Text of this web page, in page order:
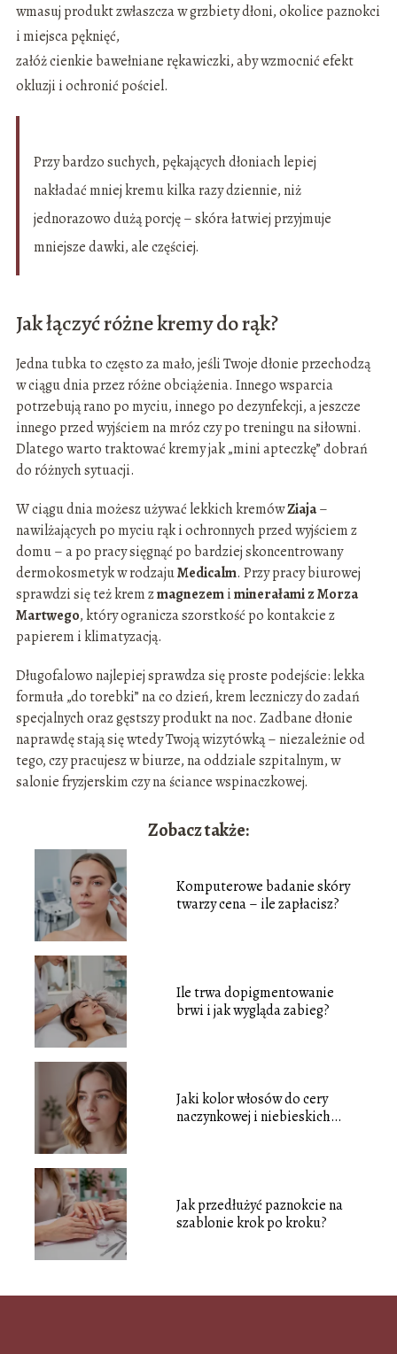
wmasuj produkt zwłaszcza w grzbiety dłoni, okolice paznokci
i miejsca pęknięć,
załóż cienkie bawełniane rękawiczki, aby wzmocnić efekt
okluzji i ochronić pościel.
Przy bardzo suchych, pękających dłoniach lepiej
nakładać mniej kremu kilka razy dziennie, niż
jednorazowo dużą porcję – skóra łatwiej przyjmuje
mniejsze dawki, ale częściej.
Jak łączyć różne kremy do rąk?
Jedna tubka to często za mało, jeśli Twoje dłonie przechodzą
w ciągu dnia przez różne obciążenia. Innego wsparcia
potrzebują rano po myciu, innego po dezynfekcji, a jeszcze
innego przed wyjściem na mróz czy po treningu na siłowni.
Dlatego warto traktować kremy jak „mini apteczkę” dobrań
do różnych sytuacji.
W ciągu dnia możesz używać lekkich kremówZiaja–
nawilżających po myciu rąk i ochronnych przed wyjściem z
domu – a po pracy sięgnąć po bardziej skoncentrowany
dermokosmetyk w rodzajuMedicalm. Przy pracy biurowej
sprawdzi się też krem zmagnezemiminerałami z Morza
Martwego, który ogranicza szorstkość po kontakcie z
papierem i klimatyzacją.
Długofalowo najlepiej sprawdza się proste podejście: lekka
formuła „do torebki” na co dzień, krem leczniczy do zadań
specjalnych oraz gęstszy produkt na noc. Zadbane dłonie
naprawdę stają się wtedy Twoją wizytówką – niezależnie od
tego, czy pracujesz w biurze, na oddziale szpitalnym, w
salonie fryzjerskim czy na ściance wspinaczkowej.
Zobacz także:
Komputerowe badanie skóry
twarzy cena – ile zapłacisz?
Ile trwa dopigmentowanie
brwi i jak wygląda zabieg?
Jaki kolor włosów do cery
naczynkowej i niebieskich
Jak przedłużyć paznokcie na
szablonie krok po kroku?